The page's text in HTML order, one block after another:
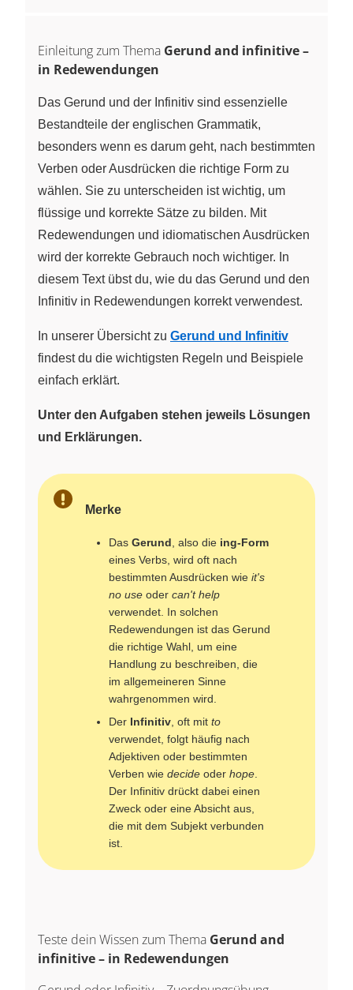
Einleitung zum Thema Gerund and infinitive –
in Redewendungen
Das Gerund und der Infinitiv sind essenzielle
Bestandteile der englischen Grammatik,
besonders wenn es darum geht, nach bestimmten
Verben oder Ausdrücken die richtige Form zu
wählen. Sie zu unterscheiden ist wichtig, um
flüssige und korrekte Sätze zu bilden. Mit
Redewendungen und idiomatischen Ausdrücken
wird der korrekte Gebrauch noch wichtiger. In
diesem Text übst du, wie du das Gerund und den
Infinitiv in Redewendungen korrekt verwendest.
In unserer Übersicht zu Gerund und Infinitiv
findest du die wichtigsten Regeln und Beispiele
einfach erklärt.
Unter den Aufgaben stehen jeweils Lösungen
und Erklärungen.
Merke
Das Gerund , also die ing-Form
eines Verbs, wird oft nach
bestimmten Ausdrücken wie it's
no use oder can't help
verwendet. In solchen
Redewendungen ist das Gerund
die richtige Wahl, um eine
Handlung zu beschreiben, die
im allgemeineren Sinne
wahrgenommen wird.
Der Infinitiv , oft mit to
verwendet, folgt häufig nach
Adjektiven oder bestimmten
Verben wie decide oder hope
Der Infinitiv drückt dabei einen
Zweck oder eine Absicht aus,
die mit dem Subjekt verbunden
ist.
Teste dein Wissen zum Thema Gerund and
infinitive – in Redewendungen